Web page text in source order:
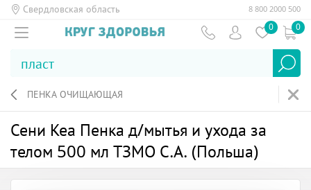
Свердловская область 8 800 2000 500
0 0
ПЕНКА ОЧИЩАЮЩАЯ
Сени Кеа Пенка д/мытья и ухода за
телом 500 мл ТЗМО С.А. (Польша)